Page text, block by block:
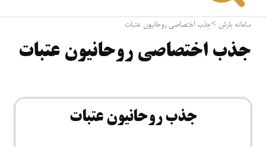
سامانه بارش >جذب اختصاصی روحانیون عتبات
جذب اختصاصی روحانیون عتبات
جذب روحانیون عتبات